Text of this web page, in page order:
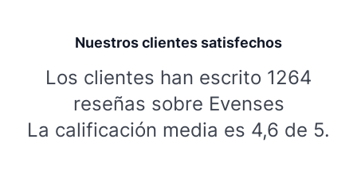
Nuestros clientes satisfechos
Los clientes han escrito 1264
reseñas sobre Evenses
La calificación media es 4,6 de 5.